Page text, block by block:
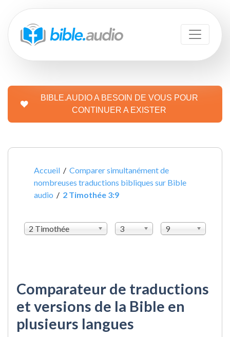
BIBLE.AUDIO A BESOIN DE VOUS POUR
CONTINUER A EXISTER
Accueil /Comparer simultanément de
nombreuses traductions bibliques sur Bible
audio / 2 Timothée 3:9
2 Timothée 3 9
Comparateur de traductions
et versions de la Bible en
plusieurs langues